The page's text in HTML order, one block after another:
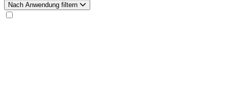
Nach Anwendung filtern